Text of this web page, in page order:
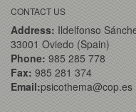
CONTACT US
Address: Ildelfonso
33001 Oviedo (Spain)
Phone: 985 285 778
Fax: 985 281 374
Email:psicothema@cop.es